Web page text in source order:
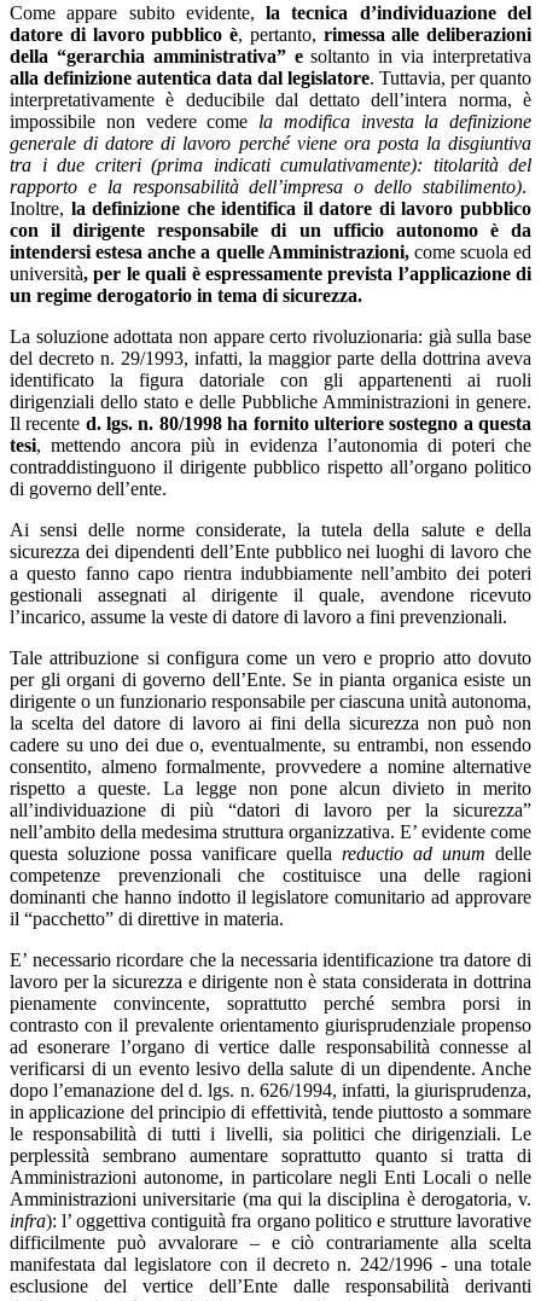
Come appare subito evidente,la tecnica d’individuazione del
datore di lavoro pubblico è, pertanto, rimessa alle deliberazioni
della “gerarchia amministrativa” esoltanto in via interpretativa
alla definizione autentica data dal legislatore. Tuttavia, per quanto
interpretativamente è deducibile dal dettato dell’intera norma, è
impossibile non vedere come la modifica investa la definizione
generale di datore di lavoro perché viene ora posta la disgiuntiva
tra i due criteri (prima indicati cumulativamente): titolarità del
rapporto e la responsabilità dell’impresa o dello stabilimento).
Inoltre, la definizione che identifica il datore di lavoro pubblico
con il
dirigente responsabile di un ufficio autonomo è da
intendersi estesa anche a quelle Amministrazioni,come scuola ed
università, per le quali è espressamente prevista l’applicazione di
un regime derogatorio in tema di sicurezza.
La soluzione adottata non appare certo rivoluzionaria: già sulla base
del decreto n. 29/1993, infatti, la maggior parte della dottrina aveva
identificato la figura datoriale con gli appartenenti ai ruoli
dirigenziali dello stato e delle Pubbliche Amministrazioni in genere.
Il recente d. lgs. n. 80/1998 ha fornito ulteriore sostegno a questa
tesi, mettendo ancora più in evidenza l’autonomia di poteri che
contraddistinguono il dirigente pubblico rispetto all’organo politico
di governo dell’ente.
Ai sensi delle norme considerate, la tutela della salute e della
sicurezza dei dipendenti dell’Ente pubblico nei luoghi di lavoro che
a questo fanno capo rientra indubbiamente nell’ambito dei poteri
gestionali assegnati al dirigente il quale, avendone ricevuto
l’incarico, assume la veste di datore di lavoro a fini prevenzionali.
Tale attribuzione si configura come un vero e proprio atto dovuto
per gli organi di governo dell’Ente. Se in pianta organica esiste un
dirigente o un funzionario responsabile per ciascuna unità autonoma,
la scelta del datore di lavoro ai fini della sicurezza non può non
cadere su uno dei due o, eventualmente, su entrambi, non essendo
consentito, almeno formalmente, provvedere a nomine alternative
rispetto a queste. La legge non pone alcun divieto in merito
all’individuazione di più “datori di lavoro per la sicurezza”
nell’ambito della medesima struttura organizzativa. E’ evidente come
questa soluzione possa vanificare quella reductio ad unum delle
competenze prevenzionali che costituisce una delle ragioni
dominanti che hanno indotto il legislatore comunitario ad approvare
il “pacchetto” di direttive in materia.
E’ necessario ricordare che la necessaria identificazione tra datore di
lavoro per la sicurezza e dirigente non è stata considerata in dottrina
pienamente convincente, soprattutto perché sembra porsi in
contrasto con il prevalente orientamento giurisprudenziale propenso
ad esonerare l’organo di vertice dalle responsabilità connesse al
verificarsi di un evento lesivo della salute di un dipendente. Anche
dopo l’emanazione del d. lgs. n. 626/1994, infatti, la giurisprudenza,
in applicazione del principio di effettività, tende piuttosto a sommare
le responsabilità di tutti i livelli, sia politici che dirigenziali. Le
perplessità sembrano aumentare soprattutto quanto si tratta di
Amministrazioni autonome, in particolare negli Enti Locali o nelle
Amministrazioni universitarie (ma qui la disciplina è derogatoria, v.
infra): l’ oggettiva contiguità fra organo politico e strutture lavorative
difficilmente può avvalorare – e ciò contrariamente alla scelta
manifestata dal legislatore con il decreto n. 242/1996 - una totale
esclusione del vertice dell’Ente dalle responsabilità derivanti